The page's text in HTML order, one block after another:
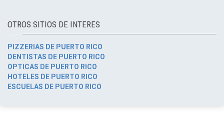
OTROS SITIOS DE INTERES
PIZZERIAS DE PUERTO RICO
DENTISTAS DE PUERTO RICO
OPTICAS DE PUERTO RICO
HOTELES DE PUERTO RICO
ESCUELAS DE PUERTO RICO